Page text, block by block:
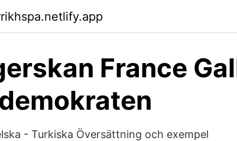
France
- Turkiska Översättning och exempel